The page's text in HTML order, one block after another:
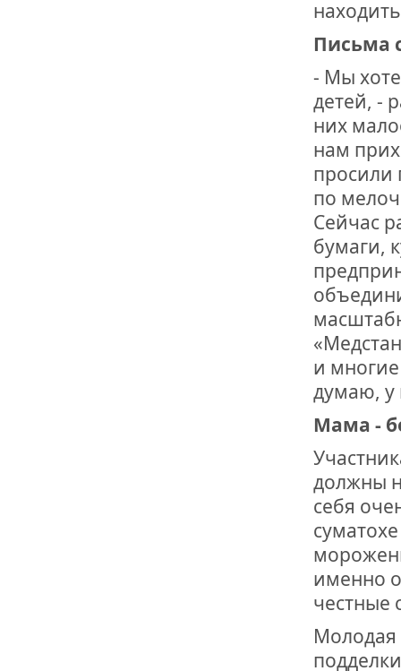
Письма
- Мы
детей, -
них
нам
просили
по
Сейчас
бумаги,
и
думаю, у
Мама -
должны
себя
именно
честные